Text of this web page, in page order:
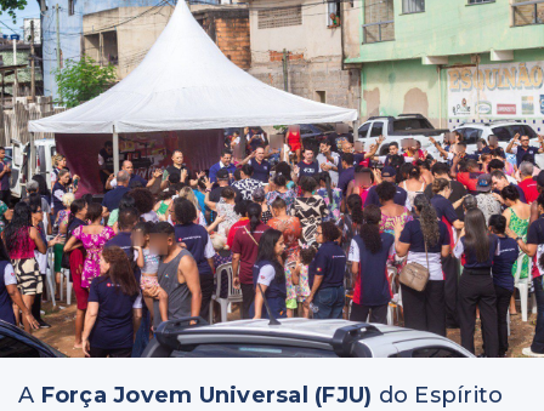
A Força Jovem Universal (FJU) do Espírito